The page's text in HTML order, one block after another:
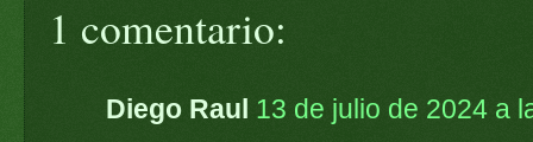
1 comentario:
Diego Raul 13 de julio de 2024 a